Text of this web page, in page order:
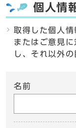
個人情
取得した個人
またはご意見
し、それ以外
名前